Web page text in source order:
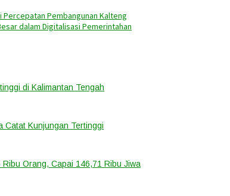
Percepatan Pembangunan Kalteng
dalam Digitalisasi Pemerintahan
di Kalimantan Tengah
Catat Kunjungan Tertinggi
Orang, Capai 146,71 Ribu Jiwa